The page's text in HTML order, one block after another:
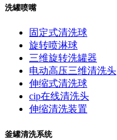
洗罐喷嘴
固定式清洗球
旋转喷淋球
三维旋转洗罐器
电动高压三维清洗头
伸缩式清洗球
cip在线清洗头
伸缩清洗装置
釜罐清洗系统